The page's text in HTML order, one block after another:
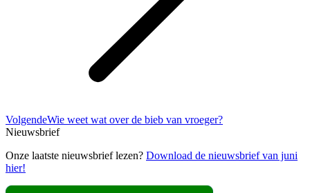
VolgendeVolgend
bericht
Wie weet wat over de bieb van vroeger?
Nieuwsbrief
Onze laatste nieuwsbrief lezen? Download de nieuwsbrief van juni
hier!